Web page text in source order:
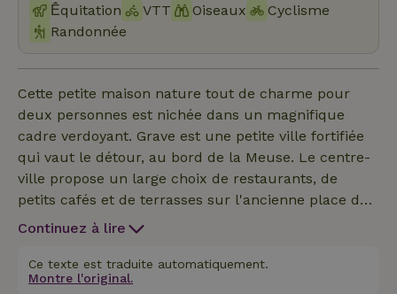
Ḗquitation
VTT Oiseaux
Cyclisme
Randonnée
Cette petite maison nature tout de charme pour
deux personnes est nichée dans un magnifique
cadre verdoyant. Grave est une petite ville fortifiée
qui vaut le détour, au bord de la Meuse. Le centre-
ville propose un large choix de restaurants, de
petits cafés et de terrasses sur l'ancienne place du
marché ou le long des berges de la Meuse. Cette
visiter des villes comme Nimègue et 's-
Hertogenbosch, mais l'Allemagne n'est qu'à une
Continuez à lire
Ce texte est traduite automatiquement.
Montre l'original.